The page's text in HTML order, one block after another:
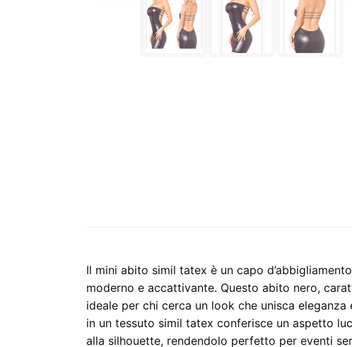
Il mini abito simil tatex è un capo
moderno e accattivante. Questo abito nero,
ideale per chi cerca un look che unisca eleganza
in un tessuto simil tatex conferisce un aspetto
alla silhouette, rendendolo perfetto per eventi